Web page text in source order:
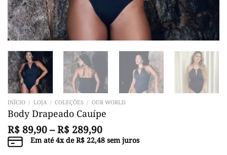
INÍCIO / LOJA / COLEÇÕES / OUR WORLD
Body Drapeado Cauípe
R$ 89,90–R$ 289,90
Em até4x deR$ 22,48 sem juros